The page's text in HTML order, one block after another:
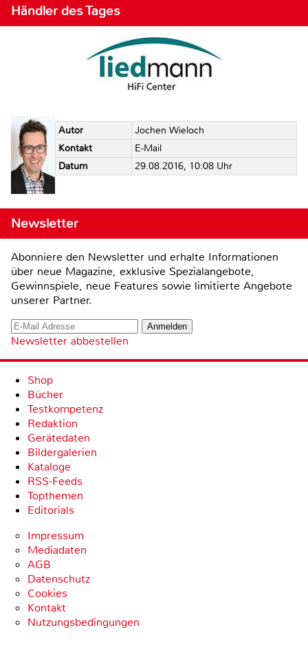
Händler des Tages
Autor
Jochen Wieloch
Kontakt
E-Mail
Datum
29.08.2016, 10:08 Uhr
Newsletter
Abonniere den Newsletter und erhalte Informationen
über neue Magazine, exklusive Spezialangebote,
Gewinnspiele, neue Features sowie limitierte Angebote
unserer Partner.
Newsletter abbestellen
Shop
Bücher
Testkompetenz
Redaktion
Gerätedaten
Bildergalerien
Kataloge
RSS-Feeds
Topthemen
Editorials
Impressum
Mediadaten
AGB
Datenschutz
Cookies
Kontakt
Nutzungsbedingungen